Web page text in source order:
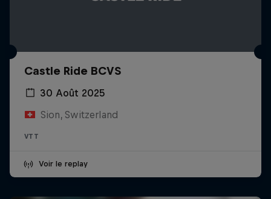
Castle Ride BCVS
30 Août 2025
Sion, Switzerland
VTT
Voir le replay